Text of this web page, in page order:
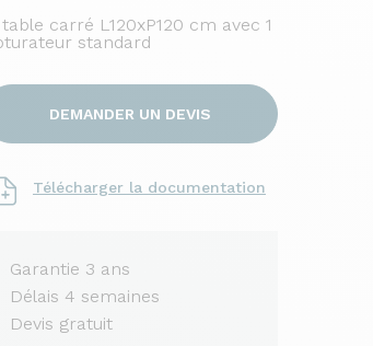
carré L120xP120 cm avec 1
standard
DEMANDER UN DEVIS
Télécharger la documentation
Garantie 3 ans
Délais 4 semaines
Devis gratuit